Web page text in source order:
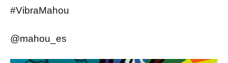
#VibraMahou
@mahou_es